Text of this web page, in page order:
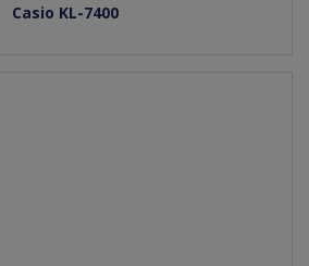
Casio KL-7400